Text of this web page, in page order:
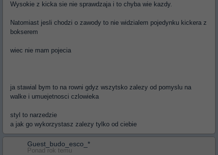
Wysokie z kicka sie nie sprawdzaja i to chyba wie kazdy.
Natomiast jesli chodzi o zawody to nie widzialem pojedynku kickera z
bokserem
wiec nie mam pojecia
ja stawial bym to na rowni gdyz wszytsko zalezy od pomyslu na
walke i umuejetnosci czlowieka
styl to narzedzie
a jak go wykorzystasz zalezy tylko od ciebie
Guest_budo_esco_*
Ponad rok temu